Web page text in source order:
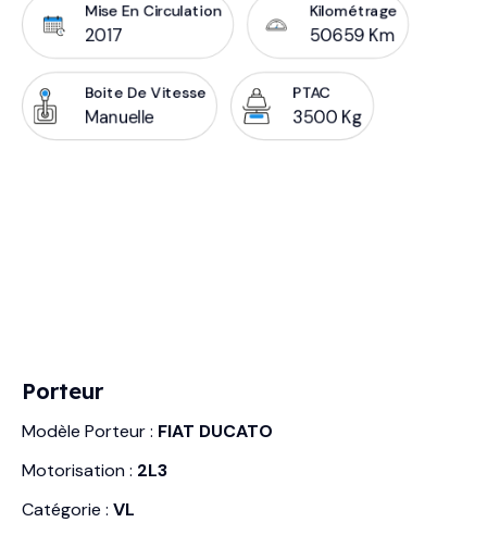
Mise En Circulation
2017
Kilométrage
50659 Km
Boite De Vitesse
Manuelle
PTAC
3500 Kg
Porteur
Modèle Porteur : FIAT DUCATO
Motorisation : 2L3
Catégorie : VL